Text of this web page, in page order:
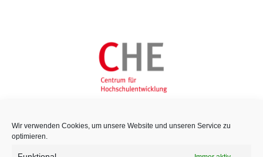
Wir verwenden Cookies, um unsere Website und unseren Service zu
optimieren.